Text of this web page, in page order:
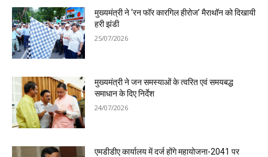
मुख्यमंत्री ने ‘रन फॉर कारगिल हीरोज’ मैराथॉन को दिखायी
हरी झंडी
25/07/2026
मुख्यमंत्री ने जन समस्याओं के त्वरित एवं समयबद्ध
समाधान के दिए निर्देश
24/07/2026
एमडीडीए कार्यालय में दर्ज होंगे महायोजना-2041 पर